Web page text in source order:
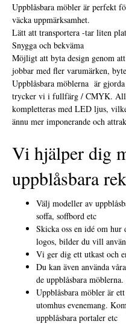
Uppblåsbara möbler är perfekt
väcka uppmärksamhet.
Lätt att transportera -tar liten
Snygga och bekväma
Möjligt att byta design genom
jobbar med fler varumärken,
Uppblåsbara möblerna är
trycker vi i fullfärg / CMYK.
kompletteras med LED ljus,
ännu mer imponerande och
Vi hjälper dig
uppblåsbara
Välj modeller av
soffa, soffbord etc
Skicka oss en idé om
logos, bilder du vill
Vi ger dig ett utkast och
Du kan även använda
de uppblåsbara
Uppblåsbara möbler är
utomhus evenemang.
uppblåsbara portaler etc